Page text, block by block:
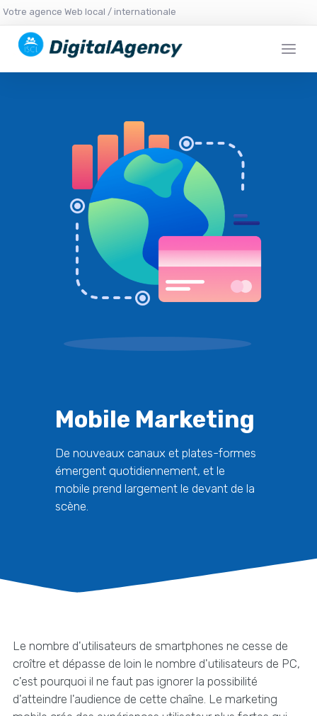
Votre agence Web local / internationale
Mobile Marketing
De nouveaux canaux et plates-formes
émergent quotidiennement, et le
mobile prend largement le devant de la
scène.
Le nombre d'utilisateurs de smartphones ne cesse de
croître et dépasse de loin le nombre d'utilisateurs de PC,
c'est pourquoi il ne faut pas ignorer la possibilité
d'atteindre l'audience de cette chaîne. Le marketing